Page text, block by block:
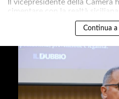
Il vicepresidente della Camera
cimentare con la realtà siciliana
Continua a